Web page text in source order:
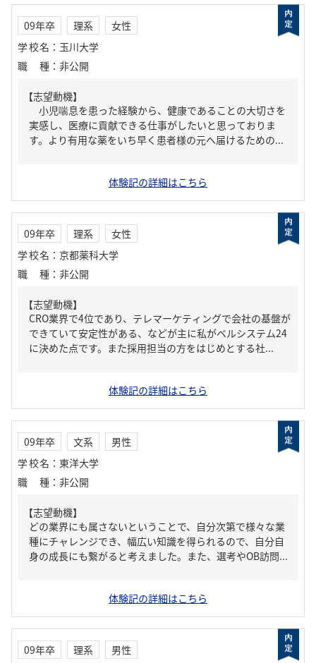
09年卒 理系
女性
学校名 ： 玉川大学
職種 ： 非公開
【志望動機】
小児喘息を患った経験から、健康であることの大切さを
実感し、医療に貢献できる仕事がしたいと思っておりま
す。より有用な薬をいち早く患者様の元へ届けるための...
体験記の詳細はこちら
09年卒 理系
女性
学校名 ： 京都薬科大学
職種 ： 非公開
【志望動機】
CRO業界で4位であり、テレマーケティングで会社の基盤が
できていて安定性がある、などが主に私がベルシステム24
に決めた点です。また採用担当の方をはじめとする社...
体験記の詳細はこちら
09年卒 文系
男性
学校名 ： 東洋大学
職種 ： 非公開
【志望動機】
どの業界にも属さないということで、自分次第で様々な業
種にチャレンジでき、幅広い知識を得られるので、自分自
身の成長にも繋がると考えました。また、選考やOB訪問...
体験記の詳細はこちら
09年卒 理系
男性